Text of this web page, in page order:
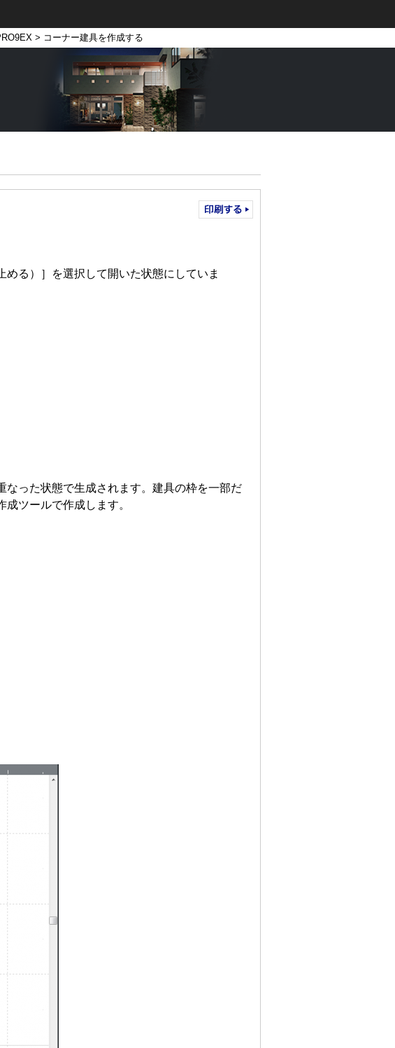
> コーナー建具を作成する
める）］を選択して開いた状態にしていま
った状態で生成されます。建具の枠を一部だ
ツールで作成します。